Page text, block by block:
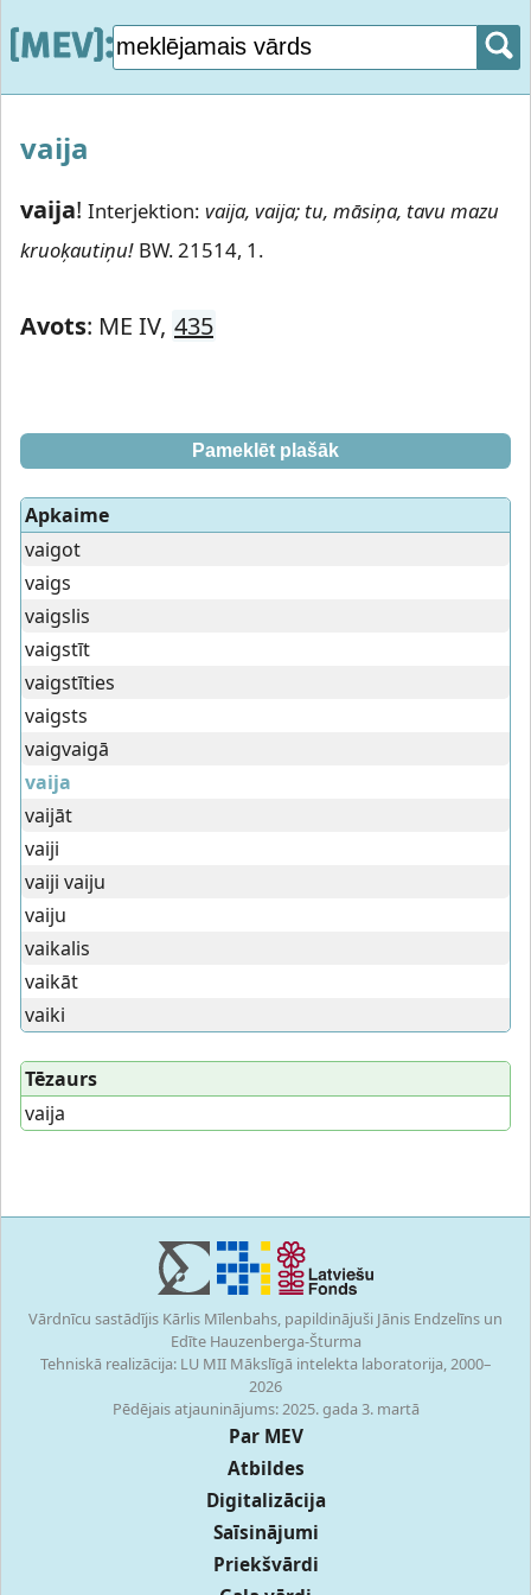
vaija
vaija! Interjektion: vaija, vaija; tu, māsiņa, tavu mazu
kruoķautiņu! BW. 21514, 1.
Avots: ME IV, 435
Pameklēt plašāk
Apkaime
vaigot
vaigs
vaigslis
vaigstīt
vaigstīties
vaigsts
vaigvaigā
vaija
vaijāt
vaiji
vaiji vaiju
vaiju
vaikalis
vaikāt
vaiki
Tēzaurs
vaija
Vārdnīcu sastādījis Kārlis Mīlenbahs, papildinājuši Jānis Endzelīns un
Edīte Hauzenberga-Šturma
Tehniskā realizācija: LU MII Mākslīgā intelekta laboratorija, 2000–
2026
Pēdējais atjauninājums: 2025. gada 3. martā
Par MEV
Atbildes
Digitalizācija
Saīsinājumi
Priekšvārdi